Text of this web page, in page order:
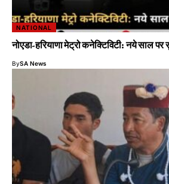
NATIONAL
नोएडा-हरियाणा मेट्रो कनेक्टिविटी: नये साल पर
BySA News